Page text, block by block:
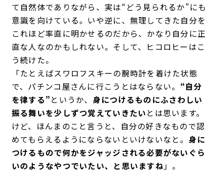
て自然体でありながら、実は“どう見られるか”にも
意識を向けている。いや逆に、無理してきた自分を
これほど率直に明かせるのだから、かなり自分に正
直な人なのかもしれない。そして、ヒコロヒーはこ
う続けた。
「たとえばスワロフスキーの腕時計を着けた状態
で、パチンコ屋さんに行こうとはならない。 “自分
を律する”というか、 身につけるものにふさわしい
振る舞いを少しずつ覚えていきたい とは思います。
けど、ほんまのこと言うと、自分の好きなもので認
めてもらえるようにならないといけないなと。 身に
つけるもので何かをジャッジされる必要がないぐら
いのようなやつでいたい、と思いますね 」。